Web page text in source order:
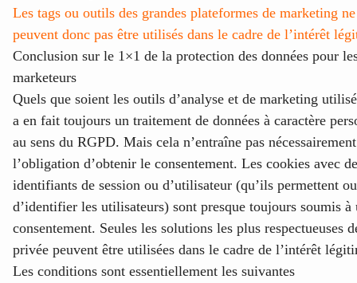
Les tags ou outils des grandes plateformes de marketing ne
peuvent donc pas être utilisés dans le cadre de l’intérêt
Conclusion sur le 1×1 de la protection des données pour
marketeurs
Quels que soient les outils d’analyse et de marketing
a en fait toujours un traitement de données à caractère
au sens du RGPD. Mais cela n’entraîne pas nécessairement
l’obligation d’obtenir le consentement. Les cookies avec
identifiants de session ou d’utilisateur (qu’ils permettent
d’identifier les utilisateurs) sont presque toujours soumis à
consentement. Seules les solutions les plus respectueuses
privée peuvent être utilisées dans le cadre de l’intérêt
Les conditions sont essentiellement les suivantes